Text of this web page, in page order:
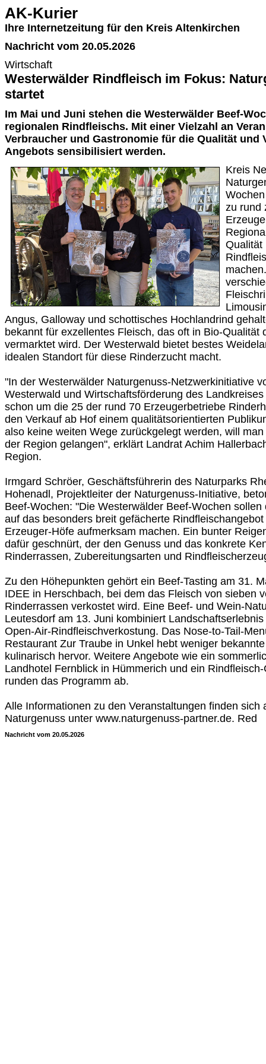
AK-Kurier
Ihre Internetzeitung für den Kreis Altenkirchen
Nachricht vom 20.05.2026
Wirtschaft
Westerwälder Rindfleisch im Fokus:
startet
Im Mai und Juni stehen die Westerwälder Beef-
regionalen Rindfleischs. Mit einer Vielzahl an
Verbraucher und Gastronomie für die Qualität und
Angebots sensibilisiert werden.
Kreis
zu rund
Qualität
Angus, Galloway und schottisches Hochlandrind
bekannt für exzellentes Fleisch, das oft in Bio-Qualität
vermarktet wird. Der Westerwald bietet bestes
idealen Standort für diese Rinderzucht macht.
"In der Westerwälder Naturgenuss-Netzwerkinitiative
Westerwald und Wirtschaftsförderung des
schon um die 25 der rund 70 Erzeugerbetriebe
den Verkauf ab Hof einem qualitätsorientierten
also keine weiten Wege zurückgelegt werden, will
der Region gelangen", erklärt Landrat Achim
Region.
Irmgard Schröer, Geschäftsführerin des Naturparks
Hohenadl, Projektleiter der Naturgenuss-Initiative,
Beef-Wochen: "Die Westerwälder Beef-Wochen
auf das besonders breit gefächerte
Erzeuger-Höfe aufmerksam machen. Ein bunter
dafür geschnürt, der den Genuss und das konkrete
Rinderrassen, Zubereitungsarten und
Zu den Höhepunkten gehört ein Beef-Tasting am 31.
IDEE in Herschbach, bei dem das Fleisch von sieben
Rinderrassen verkostet wird. Eine Beef- und Wein-
Leutesdorf am 13. Juni kombiniert
Open-Air-Rindfleischverkostung. Das Nose-to-Tail-
Restaurant Zur Traube in Unkel hebt weniger
kulinarisch hervor. Weitere Angebote wie ein
Landhotel Fernblick in Hümmerich und ein
runden das Programm ab.
Alle Informationen zu den Veranstaltungen finden sich
Naturgenuss unter www.naturgenuss-partner.de. Red
Nachricht vom 20.05.2026